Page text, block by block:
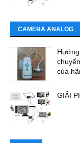
CAMERA ANALOG
của
GIẢI